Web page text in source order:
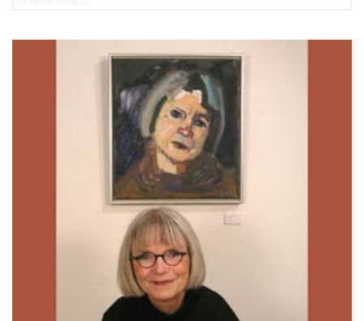
UDSTILLINGER
OM BOGGALLERIET
KONTAKT & ÅBNINSTIDER NYHEDSBREV
Salgsbetingelser